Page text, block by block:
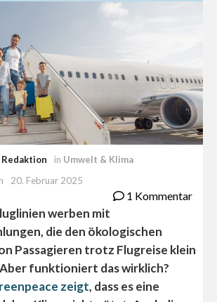
in Umwelt & Klima
20. Februar 2025
1 Kommentar
werben mit
die den ökologischen
Passagieren trotz Flugreise klein
funktioniert das wirklich?
zeigt, dass es eine